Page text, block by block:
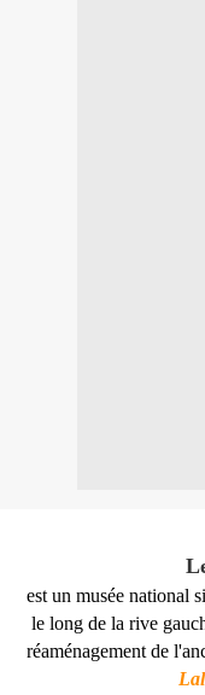
est un musée national
le long de la rive
réaménagement de